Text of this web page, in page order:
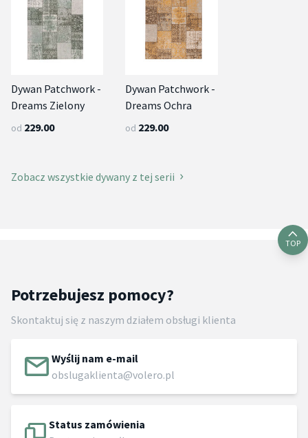
Dywan Patchwork -
Dreams Zielony
od 229.00
Dywan Patchwork -
Dreams Ochra
od 229.00
Zobacz wszystkie dywany z tej serii
TOP
Potrzebujesz pomocy?
Skontaktuj się z naszym działem obsługi klienta
Wyślij nam e-mail
obslugaklienta@volero.pl
Status zamówienia